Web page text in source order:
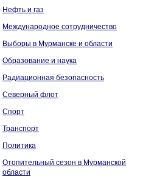
Нефть и газ
Международное сотрудничество
Выборы в Мурманске и области
Образование и наука
Радиационная безопасность
Северный флот
Спорт
Транспорт
Политика
Отопительный сезон в Мурманской
области